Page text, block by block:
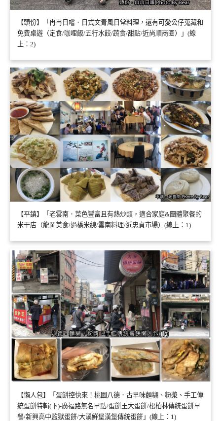
【頭份】「冉冉日嚐．日式文青風日常料理，還有可愛公仔蒐藏和
免費桌遊（定食/咖哩飯/五行水餃/蔬食/甜點/近尚順商圈）」(線
上：2)
【平鎮】「老雲南．菜色豐富且有熱炒類，適合家庭&團體聚餐的
米干店（龍岡美食/過橋米線/雲南料理/近忠貞市場）(線上：1)
【懶人包】「蛋餅控快來！桃園八德．古早味麵糊、粉漿、手工傳
統蛋餅特輯(下)-廣福路無名早點/蛋餅王大蛋餅/松柏林傳統蛋餅早
餐/新興高中監獄蛋餅/大溪鮮堡漢堡傳統蛋餅」(線上：1)